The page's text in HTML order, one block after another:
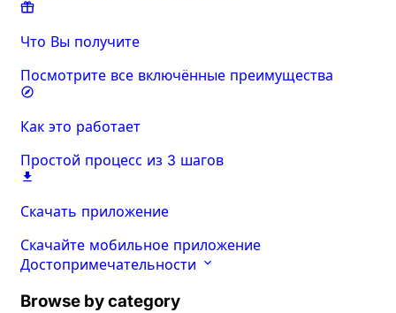
Что Вы получите
Посмотрите все включённые преимущества
Как это работает
Простой процесс из 3 шагов
Скачать приложение
Скачайте мобильное приложение
Достопримечательности
Browse by category